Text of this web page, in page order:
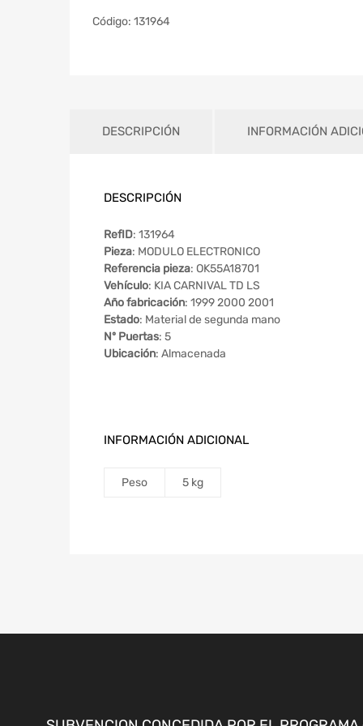
Código: 131964
DESCRIPCIÓN INFORMACIÓN
DESCRIPCIÓN
RefID: 131964
Pieza: MODULO ELECTRONICO
Referencia pieza: OK55A18701
Vehículo: KIA CARNIVAL TD LS
Año fabricación: 1999 2000 2001
Estado: Material de segunda mano
Nº Puertas: 5
Ubicación: Almacenada
INFORMACIÓN ADICIONAL
Peso 5 kg